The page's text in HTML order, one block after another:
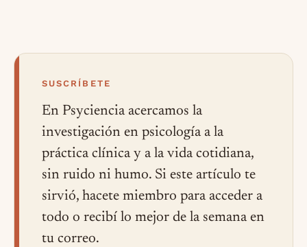
SUSCRÍBETE
En Psyciencia acercamos la
investigación en psicología a la
práctica clínica y a la vida cotidiana,
sin ruido ni humo. Si este artículo te
sirvió, hacete miembro para acceder a
todo o recibí lo mejor de la semana en
tu correo.